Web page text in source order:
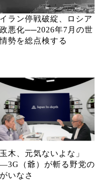
ラン停戦破綻、ロシア
悪化──2026年7月の世
勢を総点検する
玉木、元気ないよな」
（爺）が斬る野党の
いなさ